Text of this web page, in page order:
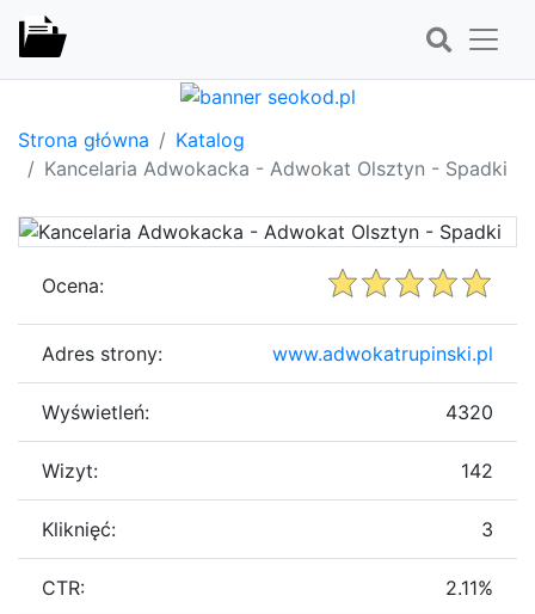
Strona główna
Katalog
Kancelaria Adwokacka - Adwokat Olsztyn - Spadki
Ocena:
Adres strony: www.adwokatrupinski.pl
Wyświetleń: 4320
Wizyt: 142
Kliknięć: 3
CTR: 2.11%